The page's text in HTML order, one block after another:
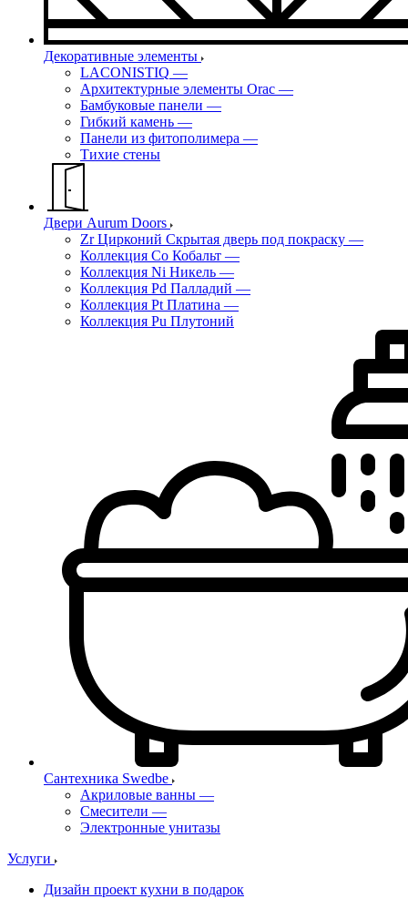
Декоративные элементы
LACONISTIQ —
Архитектурные элементы Orac —
Бамбуковые панели —
Гибкий камень —
Панели из фитополимера —
Тихие стены
Двери Aurum Doors
Zr Цирконий Скрытая дверь под покраску —
Коллекция Co Кобальт —
Коллекция Ni Никель —
Коллекция Pd Палладий —
Коллекция Pt Платина —
Коллекция Pu Плутоний
Сантехника Swedbe
Акриловые ванны —
Смесители —
Электронные унитазы
Услуги
Дизайн проект кухни в подарок